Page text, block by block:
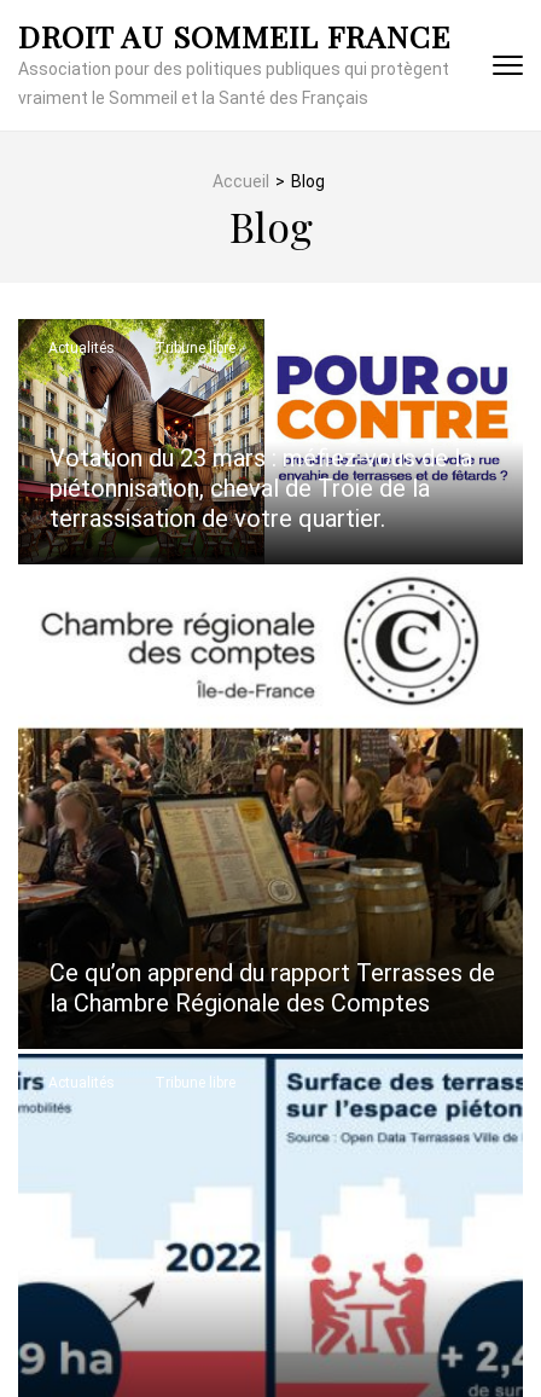
contenu
(Pressez
DROIT AU SOMMEIL FRANCE
Association pour des politiques publiques qui protègent
vraiment le Sommeil et la Santé des Français
Accueil > Blog
Blog
Actualités Tribune libre
Votation du 23 mars : méfiez-vous de la
piétonnisation, cheval de Troie de la
terrassisation de votre quartier.
Ce qu’on apprend du rapport Terrasses de
la Chambre Régionale des Comptes
Actualités Tribune libre